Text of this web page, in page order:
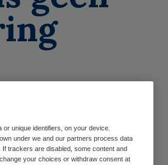
unique identifiers, on your device.
under we and our partners process data
If trackers are disabled, some content and
your choices or withdraw consent at